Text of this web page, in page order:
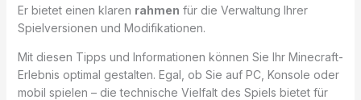
Er bietet einen klaren rahmen für die Verwaltung Ihrer
Spielversionen und Modifikationen.
Mit diesen Tipps und Informationen können Sie Ihr Minecraft-
Erlebnis optimal gestalten. Egal, ob Sie auf PC, Konsole oder
mobil spielen – die technische Vielfalt des Spiels bietet für